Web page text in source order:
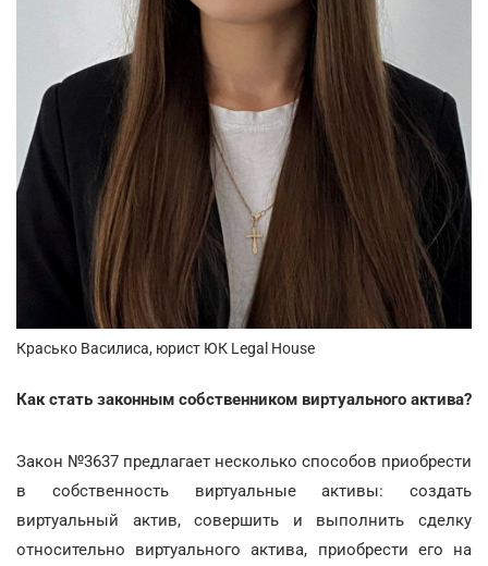
Красько Василиса, юрист ЮК Legal House
Как стать законным собственником виртуального актива?
Закон №3637 предлагает несколько способов приобрести
в собственность виртуальные активы: создать
виртуальный актив, совершить и выполнить сделку
относительно виртуального актива, приобрести его на